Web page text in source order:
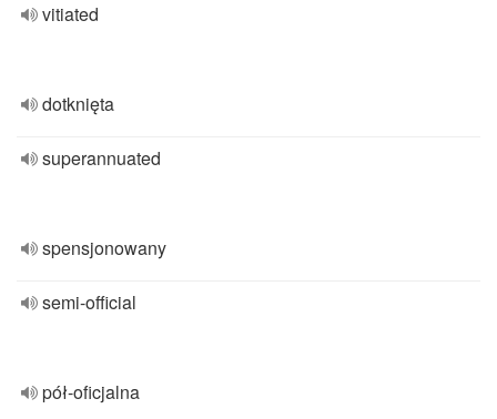
vitiated
dotknięta
superannuated
spensjonowany
semi-official
pół-oficjalna